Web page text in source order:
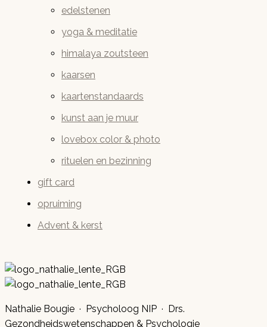
edelstenen
yoga & meditatie
himalaya zoutsteen
kaarsen
kaartenstandaards
kunst aan je muur
lovebox color & photo
rituelen en bezinning
gift card
opruiming
Advent & kerst
Nathalie Bougie · Psycholoog NIP · Drs.
Gezondheidswetenschappen & Psychologie